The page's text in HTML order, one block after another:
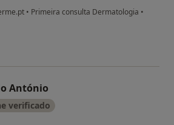
• Primeira consulta Dermatologia •
Paula Guimarães
António
verificado